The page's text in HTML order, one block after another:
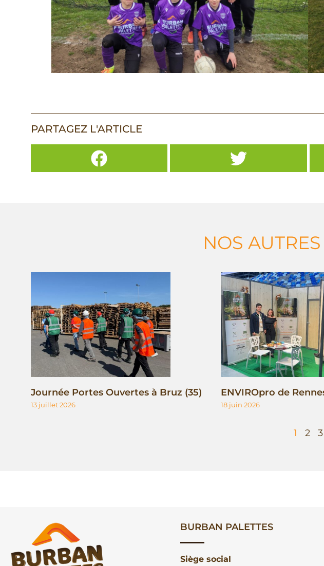
PARTAGEZ L'ARTICLE
NOS
Journée Portes Ouvertes à Bruz (35)
13 juillet 2026
ENVIROpro de
18 juin 2026
1 2 3
BURBAN PALETTES
Siège social